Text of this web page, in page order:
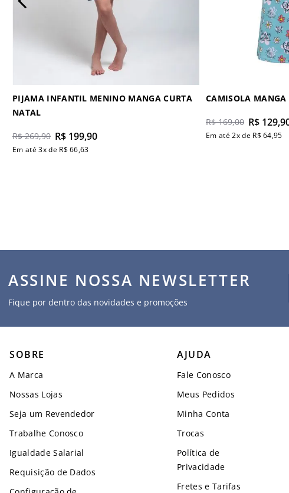
PIJAMA INFANTIL MENINO MANGA CURTA
NATAL
R$ 269,90 R$ 199,90
Em até3x de R$ 66,63
CAMISOLA MANGA
R$ 169,00 R$ 129,
Em até2x de R$ 64,95
ASSINE NOSSA NEWSLETTER
Fique por dentro das novidades e promoções
SOBRE
A Marca
Nossas Lojas
Seja um Revendedor
Trabalhe Conosco
Igualdade Salarial
Requisição de Dados
AJUDA
Fale Conosco
Meus Pedidos
Minha Conta
Trocas
Política de
Privacidade
Fretes e Tarifas